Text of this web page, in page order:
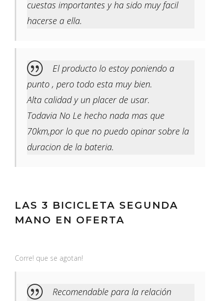
cuestas importantes y ha sido muy facil
hacerse a ella.
El producto lo estoy poniendo a
punto , pero todo esta muy bien.
Alta calidad y un placer de usar.
Todavia No Le hecho nada mas que
70km,por lo que no puedo opinar sobre la
duracion de la bateria.
LAS 3 BICICLETA SEGUNDA
MANO EN OFERTA
Corre! que se agotan!
Recomendable para la relación